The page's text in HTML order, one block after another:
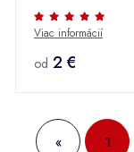
405g +
zľava
Viac informácií
od 2 €
« 1